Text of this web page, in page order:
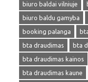
biuro baldai vilniuje
biuro baldu gamyba
booking palanga
bta draudimas
bta
bta draudimas kainos
bta draudimas kaune